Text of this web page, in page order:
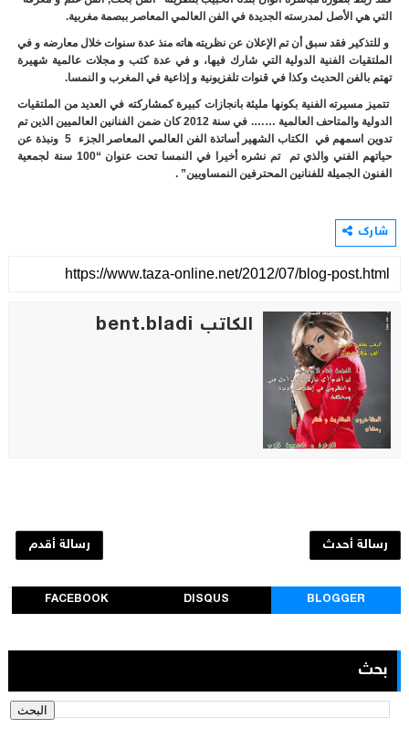
التي هي الأصل لمدرسته الجديدة في الفن العالمي المعاصر ببصمة مغربية.
و للتذكير فقد سبق أن تم الإعلان عن نظريته هاته منذ عدة سنوات خلال معارضه و في
الملتقيات الفنية الدولية التي شارك فيها، و في عدة كتب و مجلات عالمية شهيرة
تهتم بالفن الحديث وكذا في قنوات تلفزيونية و إذاعية في المغرب و النمسا.
تتميز مسيرته الفنية بكونها مليئة بانجازات كبيرة كمشاركته في العديد من الملتقيات
الدولية والمتاحف العالمية …….
في سنة 2012 كان ضمن الفنانين العالميين الذين تم
تدوين اسمهم في الكتاب الشهير أساتذة الفن العالمي المعاصر الجزء 5 ونبذة عن
حياتهم الفني والذي تم تم نشره أخيرا في النمسا تحت عنوان “100 سنة لجمعية
الفنون الجميلة للفنانين المحترفين النمساويين” .
شارك
الكاتب bent.bladi
رسالة أحدث رسالة أقدم
BLOGGER
DISQUS
FACEBOOK
بحث